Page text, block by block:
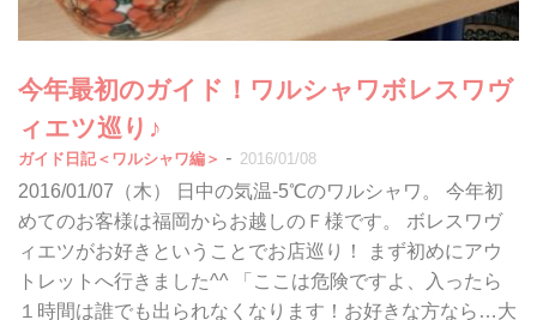
今年最初のガイド！ワルシャワボレスワヴ
ィエツ巡り♪
ガイド日記＜ワルシャワ編＞ - 2016/01/08
2016/01/07（木） 日中の気温-5℃のワルシャワ。 今年初
めてのお客様は福岡からお越しのＦ様です。 ボレスワヴ
ィエツがお好きということでお店巡り！ まず初めにアウ
トレットへ行きました^^ 「ここは危険ですよ、入ったら
１時間は誰でも出られなくなります！お好きな方なら…大